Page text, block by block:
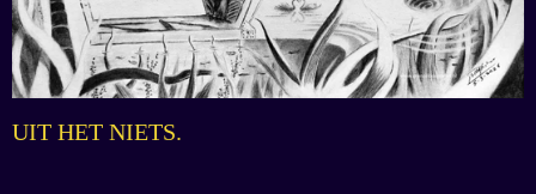
UIT HET NIETS.